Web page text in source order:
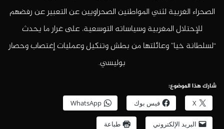
الصحراء الغربية لثني المواطنين الصحراويين عن التعبير عن رفضهم
للإحتلال المغربية وسياساته التوسعية، على غرار ما يحدث
“لسلطانة خيا” وعائلتها من بطش وتنكيل وعمليات إغتصاب وحصار
بوليسي.
شارك هذا الموضوع:
X فيس بوك WhatsApp
البريد الإلكتروني طباعة